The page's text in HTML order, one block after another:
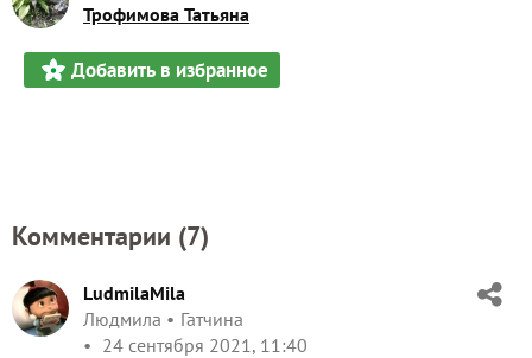
Трофимова Татьяна
Добавить в избранное
Комментарии (7)
LudmilaMila
Людмила
Гатчина
24 сентября 2021, 11:40